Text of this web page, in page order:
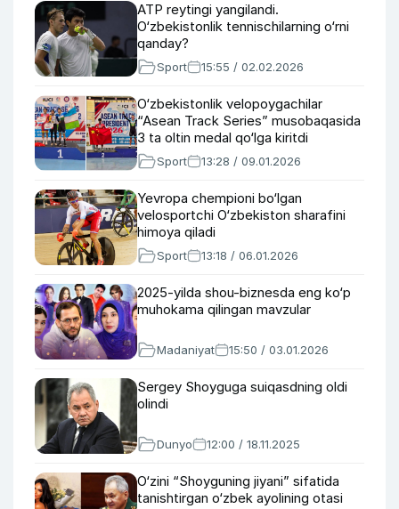
ATP reytingi yangilandi.
O‘zbekistonlik tennischilarning o‘rni
qanday?
Sport 15:55 / 02.02.2026
O‘zbekistonlik velopoygachilar
“Asean Track Series” musobaqasida
3 ta oltin medal qo‘lga kiritdi
Sport 13:28 / 09.01.2026
Yevropa chempioni bo‘lgan
velosportchi O‘zbekiston sharafini
himoya qiladi
Sport 13:18 / 06.01.2026
2025-yilda shou-biznesda eng ko‘p
muhokama qilingan mavzular
Madaniyat 15:50 / 03.01.2026
Sergey Shoyguga suiqasdning oldi
olindi
Dunyo 12:00 / 18.11.2025
O‘zini “Shoyguning jiyani” sifatida
tanishtirgan o‘zbek ayolining otasi